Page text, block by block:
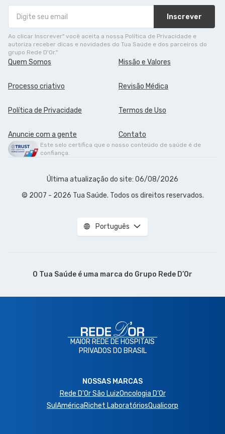
Inscrever
Ao clicar Inscrever" você aceita a nossa Política de Privacidade e
autoriza receber dicas e novidades do Tua Saúde e dos parceiros do
grupo Rede D'Or."
Quem Somos Missão e Valores
Processo criativo Revisão Médica
Política de Privacidade Termos de Uso
Anuncie com a gente Contato
Este selo certifica que o nosso conteúdo de saúde é de
confiança.
Última atualização do site: 06/08/2026
© 2007 - 2026 Tua Saúde. Todos os direitos reservados.
Português
O Tua Saúde é uma marca do Grupo Rede D’Or
MAIOR REDE DE HOSPITAIS
PRIVADOS DO BRASIL
NOSSAS MARCAS
Rede D'Or São LuizOncologia D’Or
SulAméricaRichet LaboratóriosQualicorp